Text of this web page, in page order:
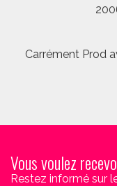
Carrément Prod
Vous voulez
Restez informé sur